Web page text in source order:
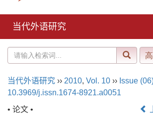
当代外语研究
当代外语研究 ›› 2010, Vol. 10 ›› Issue
10.3969/j.issn.1674-8921.a0051
• 论文 •